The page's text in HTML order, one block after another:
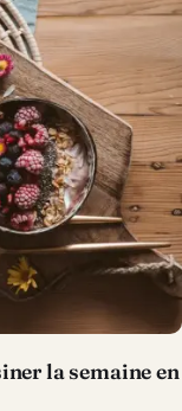
la semaine en